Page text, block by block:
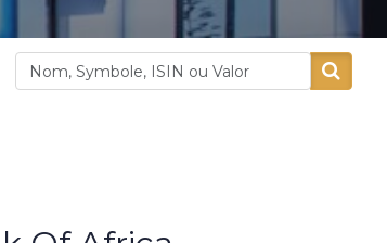
Alliances 400,00 5,26 %